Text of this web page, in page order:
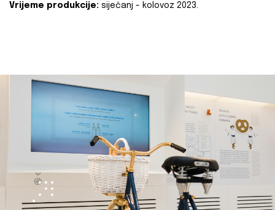
Vrijeme produkcije: siječanj - kolovoz 2023.